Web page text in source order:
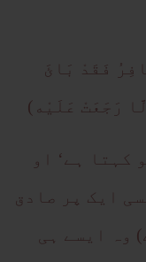
فَقَدْ بَائَ
رَجَعَتْ عَلَیْه)
کہتا ہے‘ او
ایک پر صادق
وہ ایسے ہی